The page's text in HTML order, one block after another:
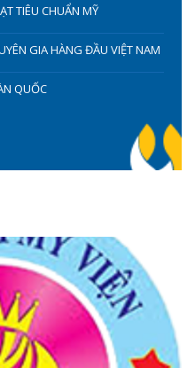
TIÊU CHUẨN MỸ
GIA HÀNG ĐẦU VIỆT NAM
QUỐC